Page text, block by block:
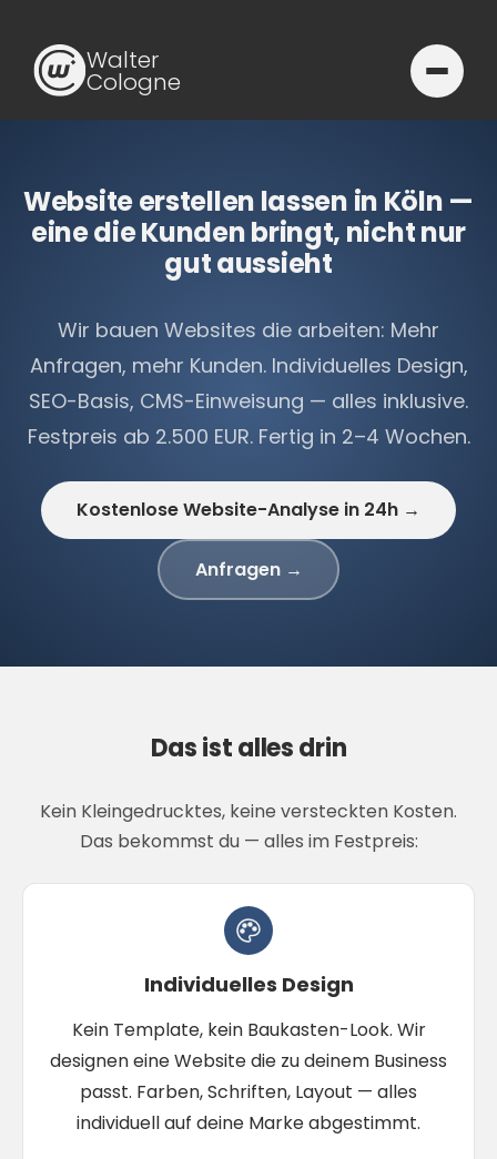
Walter
Cologne
Website erstellen lassen in Köln —
eine die Kunden bringt, nicht nur
gut aussieht
Wir bauen Websites die arbeiten: Mehr
Anfragen, mehr Kunden. Individuelles Design,
SEO-Basis, CMS-Einweisung — alles inklusive.
Festpreis ab 2.500 EUR. Fertig in 2–4 Wochen.
Kostenlose Website-Analyse in 24h →
Anfragen →
Das ist alles drin
Kein Kleingedrucktes, keine versteckten Kosten.
Das bekommst du — alles im Festpreis:
Individuelles Design
Kein Template, kein Baukasten-Look. Wir
designen eine Website die zu deinem Business
passt. Farben, Schriften, Layout — alles
individuell auf deine Marke abgestimmt.